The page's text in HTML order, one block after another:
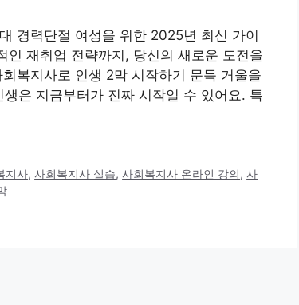
경력단절 여성을 위한 2025년 최신 가이
재취업 전략까지, 당신의 새로운 도전을
복지사로 인생 2막 시작하기 문득 거울을
은 지금부터가 진짜 시작일 수 있어요. 특
지사,사회복지사 실습,사회복지사 온라인 강의,사